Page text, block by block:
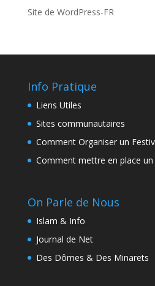
Site de WordPress-FR
Info Pratique
Liens Utiles
Sites communautaires
Comment Organiser un
Comment mettre en place
On Parle de Nous
Islam & Info
Journal de Net
Des Dômes & Des Minarets